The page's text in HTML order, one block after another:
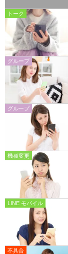
トーク
グループ
グループ
機種変更
LINE モバイル
不具合